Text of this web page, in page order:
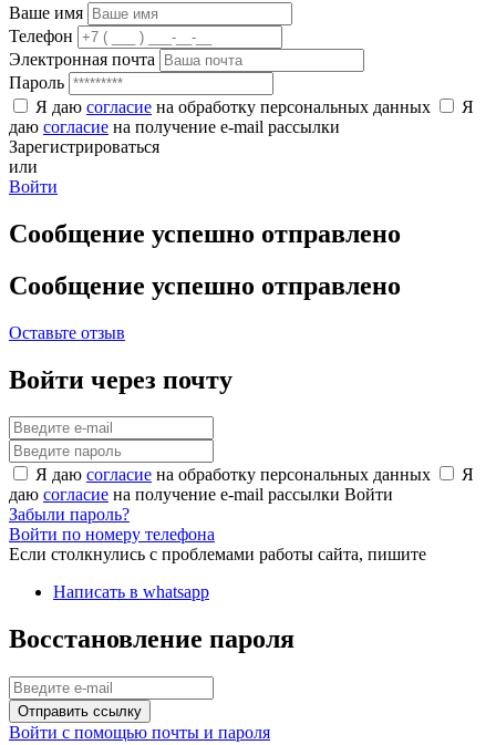
Ваше имя
Телефон
Электронная почта
Пароль
Я даю согласие на обработку персональных данных
Я
даю согласие на получение e-mail рассылки
Зарегистрироваться
или
Войти
Сообщение успешно отправлено
Сообщение успешно отправлено
Оставьте отзыв
Войти через почту
Я даю согласие на обработку персональных данных
Я
даю согласие на получение e-mail рассылки Войти
Забыли пароль?
Войти по номеру телефона
Если столкнулись с проблемами работы сайта, пишите
Написать в whatsapp
Восстановление пароля
Отправить ссылку
Войти с помощью почты и пароля